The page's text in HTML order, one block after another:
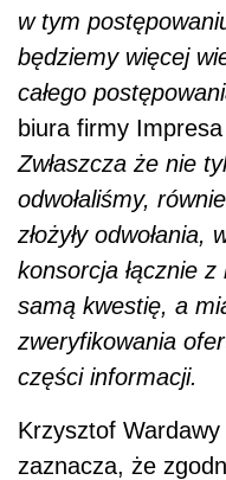
w tym
będziemy więcej
całego
biura firmy
Zwłaszcza że nie
odwołaliśmy,
złożyły
konsorcja łącznie
samą kwestię, a
zweryfikowania
części informacji.
Krzysztof
zaznacza, że